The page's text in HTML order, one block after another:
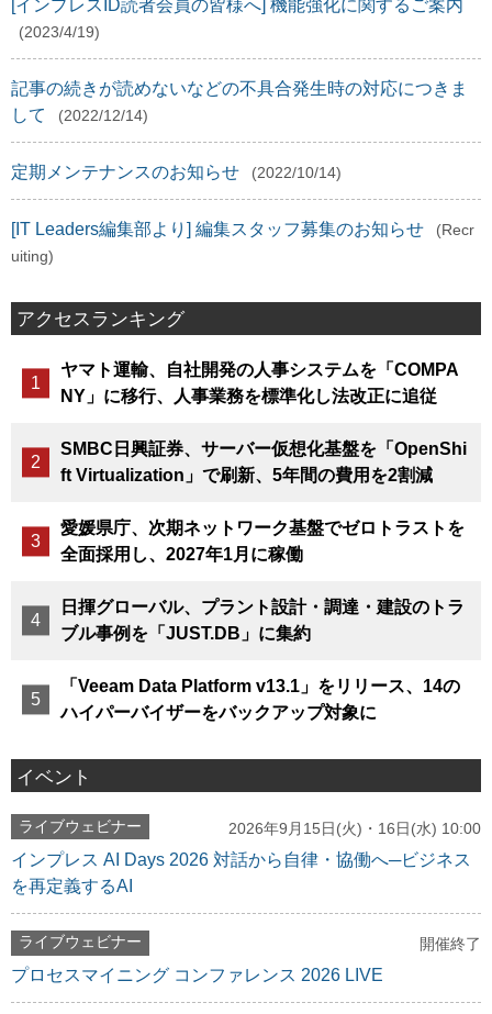
[インプレスID読者会員の皆様へ] 機能強化に関するご案内
(2023/4/19)
記事の続きが読めないなどの不具合発生時の対応につきま
して
(2022/12/14)
定期メンテナンスのお知らせ (2022/10/14)
[IT Leaders編集部より] 編集スタッフ募集のお知らせ
(Recr
uiting)
アクセスランキング
ヤマト運輸、自社開発の人事システムを「COMPA
NY」に移行、人事業務を標準化し法改正に追従
SMBC日興証券、サーバー仮想化基盤を「OpenShi
ft Virtualization」で刷新、5年間の費用を2割減
愛媛県庁、次期ネットワーク基盤でゼロトラストを
全面採用し、2027年1月に稼働
日揮グローバル、プラント設計・調達・建設のトラ
ブル事例を「JUST.DB」に集約
「Veeam Data Platform v13.1」をリリース、14の
ハイパーバイザーをバックアップ対象に
イベント
ライブウェビナー 2026年9月15日(火)・16日(水) 10:00
インプレス AI Days 2026 対話から自律・協働へ─ビジネス
を再定義するAI
ライブウェビナー 開催終了
プロセスマイニング コンファレンス 2026 LIVE